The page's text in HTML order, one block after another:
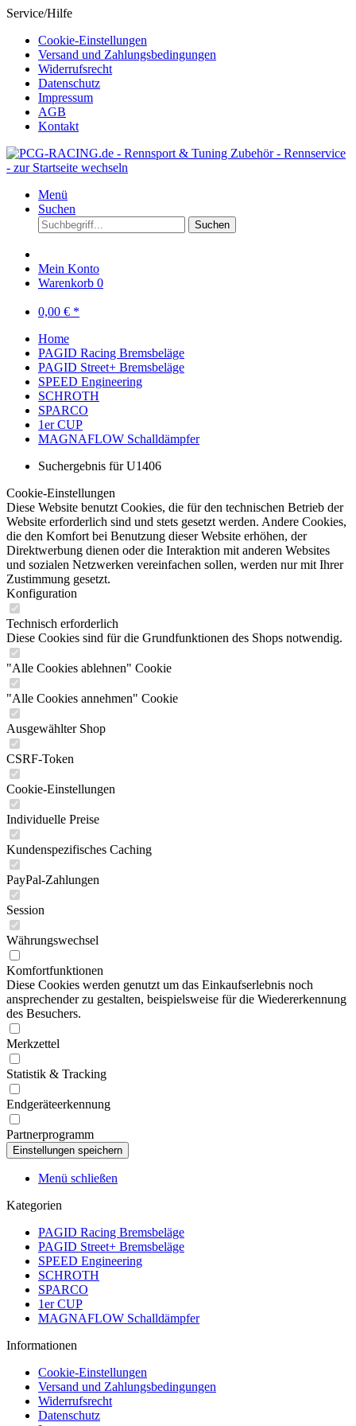
Service/Hilfe
Cookie-Einstellungen
Versand und Zahlungsbedingungen
Widerrufsrecht
Datenschutz
Impressum
AGB
Kontakt
Menü
Suchen
Suchen
Mein Konto
Warenkorb 0
0,00 € *
Home
PAGID Racing Bremsbeläge
PAGID Street+ Bremsbeläge
SPEED Engineering
SCHROTH
SPARCO
1er CUP
MAGNAFLOW Schalldämpfer
Suchergebnis für U1406
Cookie-Einstellungen
Diese Website benutzt Cookies, die für den technischen Betrieb der
Website erforderlich sind und stets gesetzt werden. Andere Cookies,
die den Komfort bei Benutzung dieser Website erhöhen, der
Direktwerbung dienen oder die Interaktion mit anderen Websites
und sozialen Netzwerken vereinfachen sollen, werden nur mit Ihrer
Zustimmung gesetzt.
Konfiguration
Technisch erforderlich
Diese Cookies sind für die Grundfunktionen des Shops notwendig.
"Alle Cookies ablehnen" Cookie
"Alle Cookies annehmen" Cookie
Ausgewählter Shop
CSRF-Token
Cookie-Einstellungen
Individuelle Preise
Kundenspezifisches Caching
PayPal-Zahlungen
Session
Währungswechsel
Komfortfunktionen
Diese Cookies werden genutzt um das Einkaufserlebnis noch
ansprechender zu gestalten, beispielsweise für die Wiedererkennung
des Besuchers.
Merkzettel
Statistik & Tracking
Endgeräteerkennung
Partnerprogramm
Menü schließen
Kategorien
PAGID Racing Bremsbeläge
PAGID Street+ Bremsbeläge
SPEED Engineering
SCHROTH
SPARCO
1er CUP
MAGNAFLOW Schalldämpfer
Informationen
Cookie-Einstellungen
Versand und Zahlungsbedingungen
Widerrufsrecht
Datenschutz